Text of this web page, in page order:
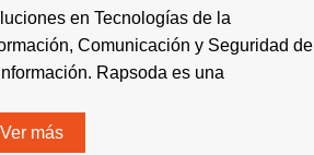
en Tecnologías de la
Comunicación y Seguridad de
Rapsoda es una
Ver más